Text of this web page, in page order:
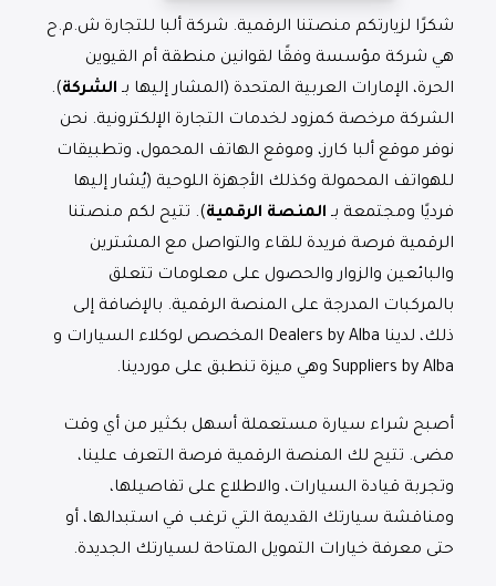
شكرًا لزيارتكم منصتنا الرقمية. شركة ألبا للتجارة ش.م.ح
هي شركة مؤسسة وفقًا لقوانين منطقة أم القيوين
الحرة، الإمارات العربية المتحدة (المشار إليها بـ الشركة).
الشركة مرخصة كمزود لخدمات التجارة الإلكترونية. نحن
نوفر موقع ألبا كارز، وموقع الهاتف المحمول، وتطبيقات
للهواتف المحمولة وكذلك الأجهزة اللوحية (يُشار إليها
فرديًا ومجتمعة بـ المنصة الرقمية). تتيح لكم منصتنا
الرقمية فرصة فريدة للقاء والتواصل مع المشترين
والبائعين والزوار والحصول على معلومات تتعلق
بالمركبات المدرجة على المنصة الرقمية. بالإضافة إلى
ذلك، لدينا Dealers by Alba المخصص لوكلاء السيارات و
Suppliers by Alba وهي ميزة تنطبق على موردينا.
أصبح شراء سيارة مستعملة أسهل بكثير من أي وقت
مضى. تتيح لك المنصة الرقمية فرصة التعرف علينا،
وتجربة قيادة السيارات، والاطلاع على تفاصيلها،
ومناقشة سيارتك القديمة التي ترغب في استبدالها، أو
حتى معرفة خيارات التمويل المتاحة لسيارتك الجديدة.